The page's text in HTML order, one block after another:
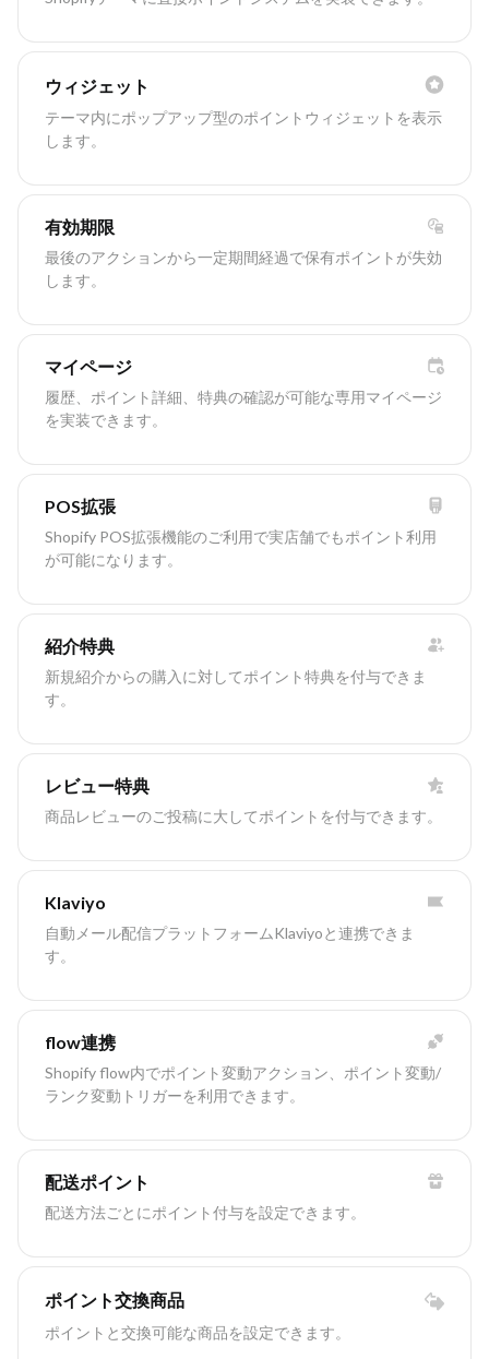
ウィジェット
テーマ内にポップアップ型のポイントウィジェットを表示
します。
有効期限
最後のアクションから一定期間経過で保有ポイントが失効
します。
マイページ
履歴、ポイント詳細、特典の確認が可能な専用マイページ
を実装できます。
POS拡張
Shopify POS拡張機能のご利用で実店舗でもポイント利用
が可能になります。
紹介特典
新規紹介からの購入に対してポイント特典を付与できま
す。
レビュー特典
商品レビューのご投稿に大してポイントを付与できます。
Klaviyo
自動メール配信プラットフォームKlaviyoと連携できま
す。
flow連携
Shopify flow内でポイント変動アクション、ポイント変動/
ランク変動トリガーを利用できます。
配送ポイント
配送方法ごとにポイント付与を設定できます。
ポイント交換商品
ポイントと交換可能な商品を設定できます。